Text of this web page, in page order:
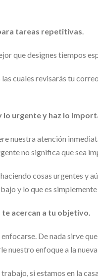
tareas repetitivas.
que designes tiempos
cuales revisarás tu
lo urgente y haz lo
nuestra atención
no significa que sea
cosas urgentes
y lo que es
te acercan a tu objetivo.
De nada sirve
nuestro enfoque a la
si estamos en la